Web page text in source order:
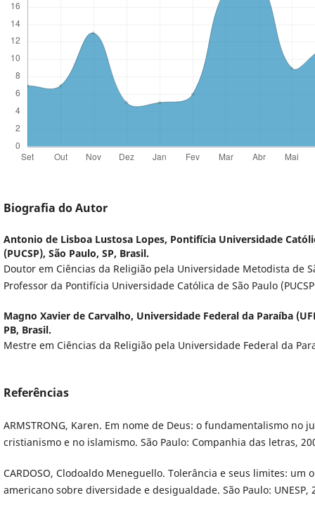
Biografia do Autor
Antonio de Lisboa Lustosa Lopes, Pontifícia Universidade
(PUCSP), São Paulo, SP, Brasil.
Doutor em Ciências da Religião pela Universidade Metodista de
Professor da Pontifícia Universidade Católica de São Paulo
Magno Xavier de Carvalho, Universidade Federal da Paraíba
PB, Brasil.
Mestre em Ciências da Religião pela Universidade Federal da
Referências
ARMSTRONG, Karen. Em nome de Deus: o fundamentalismo no
cristianismo e no islamismo. São Paulo: Companhia das letras,
CARDOSO, Clodoaldo Meneguello. Tolerância e seus limites: um
americano sobre diversidade e desigualdade. São Paulo: UNESP,